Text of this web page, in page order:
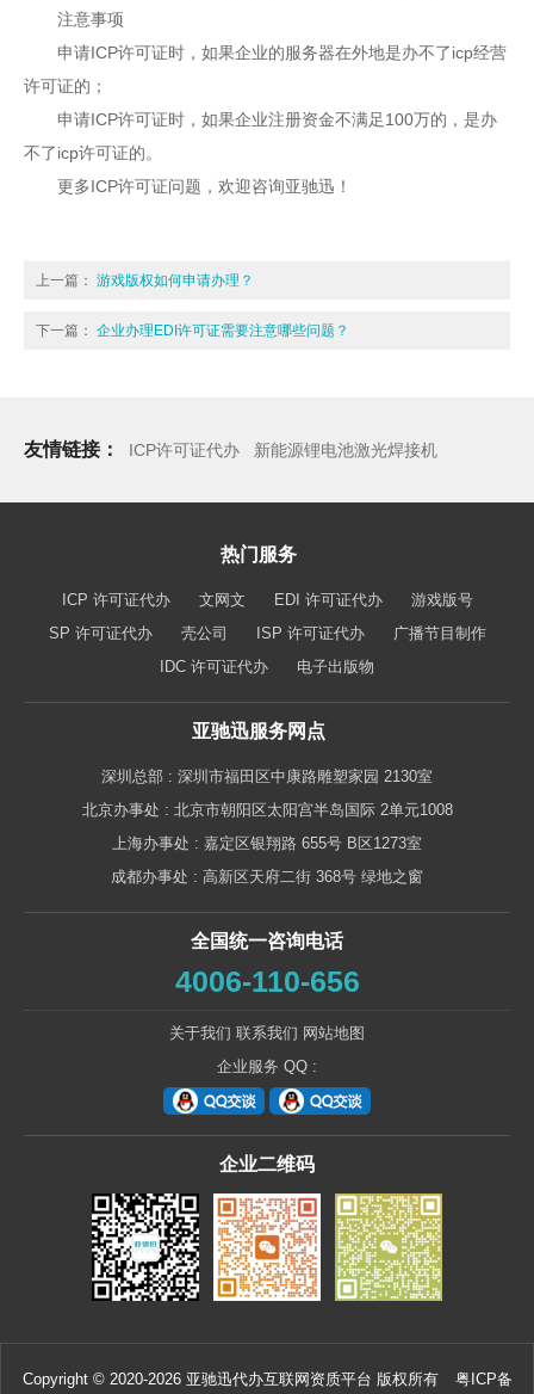
注意事项
申请ICP许可证时，如果企业的服务器在外地是办不了icp经营
许可证的；
申请ICP许可证时，如果企业注册资金不满足100万的，是办
不了icp许可证的。
更多ICP许可证问题，欢迎咨询亚驰迅！
上一篇： 游戏版权如何申请办理？
下一篇： 企业办理EDI许可证需要注意哪些问题？
友情链接： ICP许可证代办 新能源锂电池激光焊接机
热门服务
ICP 许可证代办 文网文 EDI 许可证代办
游戏版号
SP 许可证代办
壳公司 ISP 许可证代办
广播节目制作
IDC 许可证代办
电子出版物
亚驰迅服务网点
深圳总部 : 深圳市福田区中康路雕塑家园 2130室
北京办事处 : 北京市朝阳区太阳宫半岛国际 2单元1008
上海办事处 : 嘉定区银翔路 655号 B区1273室
成都办事处 : 高新区天府二街 368号 绿地之窗
全国统一咨询电话
4006-110-656
关于我们 联系我们 网站地图
企业服务 QQ :
企业二维码
Copyright © 2020-2026 亚驰迅代办互联网资质平台 版权所有
粤ICP备